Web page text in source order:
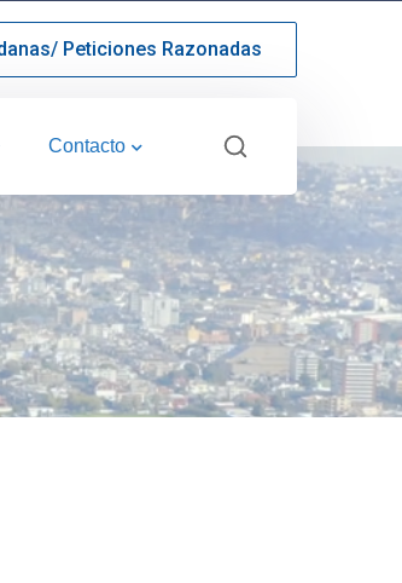
Peticiones Razonadas
Contacto